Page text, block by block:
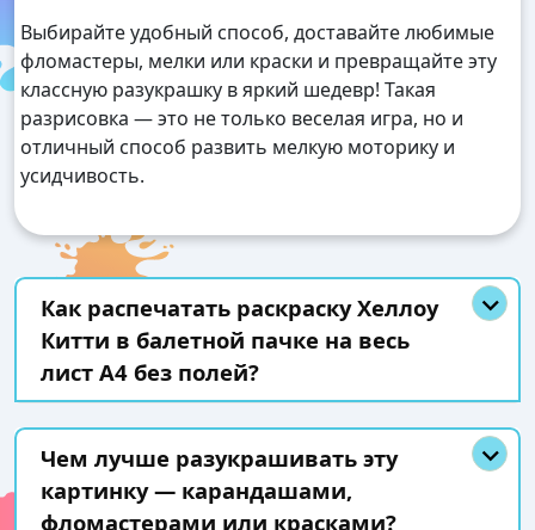
Выбирайте удобный способ, доставайте любимые
фломастеры, мелки или краски и превращайте эту
классную разукрашку в яркий шедевр! Такая
разрисовка — это не только веселая игра, но и
отличный способ развить мелкую моторику и
усидчивость.
Как распечатать раскраску Хеллоу
Китти в балетной пачке на весь
лист А4 без полей?
Чем лучше разукрашивать эту
картинку — карандашами,
фломастерами или красками?